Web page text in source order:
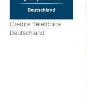
Credits: Telefónica
Deutschland